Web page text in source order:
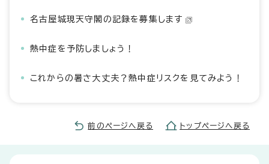
名古屋城現天守閣の記録を募集します
熱中症を予防しましょう！
これからの暑さ大丈夫？熱中症リスクを見てみよう！
前のページへ戻る トップページへ戻る